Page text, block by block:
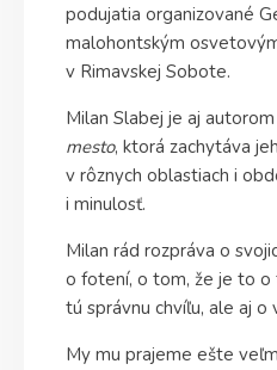
podujatia organizované
malohontským
v Rimavskej Sobote.
Milan Slabej je aj
mesto, ktorá zachytáva
v rôznych oblastiach i
i minulosť.
Milan rád rozpráva o
o fotení, o tom, že je to o
tú správnu chvíľu, ale aj o
My mu prajeme ešte